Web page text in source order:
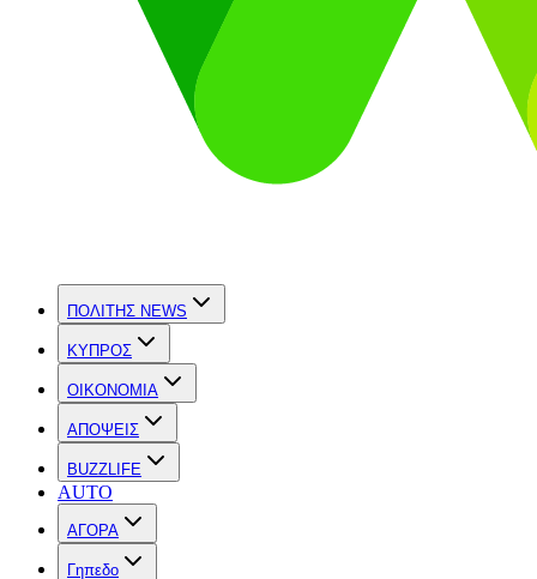
ΠΟΛΙΤΗΣ NEWS
ΚΥΠΡΟΣ
OIKONOMIA
ΑΠΟΨΕΙΣ
BUZZLIFE
AUTO
ΑΓΟΡΑ
Γηπεδο